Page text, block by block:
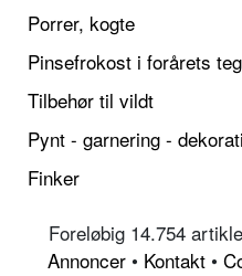
Porrer, kogte
Pinsefrokost i forårets
Tilbehør til vildt
Pynt - garnering -
Finker
Foreløbig 14.754
Annoncer • Kontakt •